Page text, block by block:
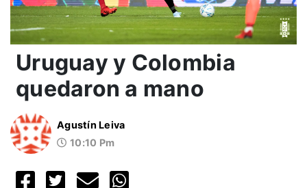
Uruguay y Colombia
quedaron a mano
Agustín Leiva
10:10 Pm